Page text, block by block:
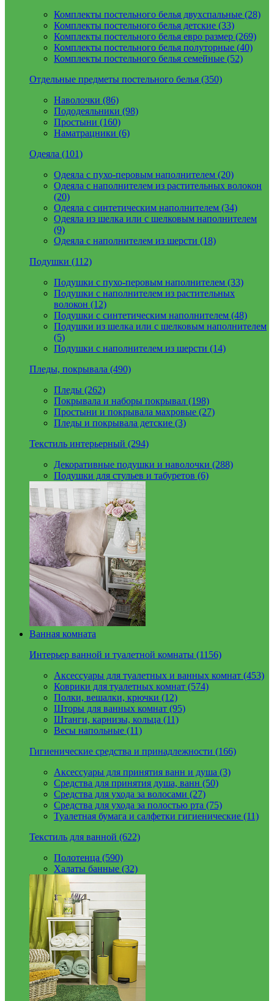
Комплекты постельного белья двухспальные (28)
Комплекты постельного белья детские (33)
Комплекты постельного белья евро размер (269)
Комплекты постельного белья полуторные (40)
Комплекты постельного белья семейные (52)
Отдельные предметы постельного белья (350)
Наволочки (86)
Пододеяльники (98)
Простыни (160)
Наматрацники (6)
Одеяла (101)
Одеяла с пухо-перовым наполнителем (20)
Одеяла с наполнителем из растительных волокон
(20)
Одеяла с синтетическим наполнителем (34)
Одеяла из шелка или с шелковым наполнителем
(9)
Одеяла с наполнителем из шерсти (18)
Подушки (112)
Подушки с пухо-перовым наполнителем (33)
Подушки с наполнителем из растительных
волокон (12)
Подушки с синтетическим наполнителем (48)
Подушки из шелка или с шелковым наполнителем
(5)
Подушки с наполнителем из шерсти (14)
Пледы, покрывала (490)
Пледы (262)
Покрывала и наборы покрывал (198)
Простыни и покрывала махровые (27)
Пледы и покрывала детские (3)
Текстиль интерьерный (294)
Декоративные подушки и наволочки (288)
Подушки для стульев и табуретов (6)
Ванная комната
Интерьер ванной и туалетной комнаты (1156)
Аксессуары для туалетных и ванных комнат (453)
Коврики для туалетных комнат (574)
Полки, вешалки, крючки (12)
Шторы для ванных комнат (95)
Штанги, карнизы, кольца (11)
Весы напольные (11)
Гигиенические средства и принадлежности (166)
Аксессуары для принятия ванн и душа (3)
Средства для принятия душа, ванн (50)
Средства для ухода за волосами (27)
Средства для ухода за полостью рта (75)
Туалетная бумага и салфетки гигиенические (11)
Текстиль для ванной (622)
Полотенца (590)
Халаты банные (32)